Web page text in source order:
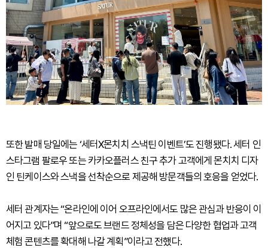
또한 발매 당일에는 ‘세터X몬치치 스낵틴 이벤트’도 진행됐다. 세터 인
스타그램 팔로우 또는 카카오플러스 친구 추가 고객에게 몬치치 디자
인 틴케이스와 스낵을 선착순으로 제공해 방문객들의 호응을 얻었다.
세터 관계자는 “온라인에 이어 오프라인에서도 많은 관심과 반응이 이
어지고 있다”며 “앞으로도 브랜드 정체성을 담은 다양한 협업과 고객
체험 콘텐츠를 확대해 나갈 계획”이라고 전했다.